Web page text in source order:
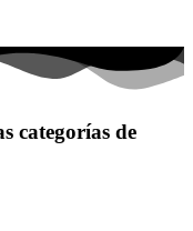
categorías de